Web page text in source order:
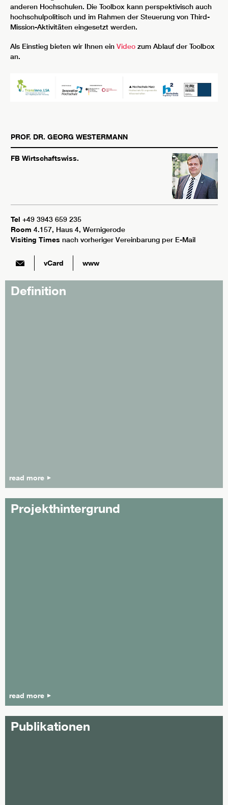
anderen Hochschulen. Die Toolbox kann perspektivisch auch
hochschulpolitisch und im Rahmen der Steuerung von Third-
Mission-Aktivitäten eingesetzt werden.
Als Einstieg bieten wir Ihnen ein Video zum Ablauf der Toolbox
an.
PROF. DR. GEORG WESTERMANN
FB Wirtschaftswiss.
Tel +49 3943 659 235
Room 4.157, Haus 4, Wernigerode
Visiting Times nach vorheriger Vereinbarung per E-Mail
vCard www
Definition
read more
Projekthintergrund
read more
Publikationen